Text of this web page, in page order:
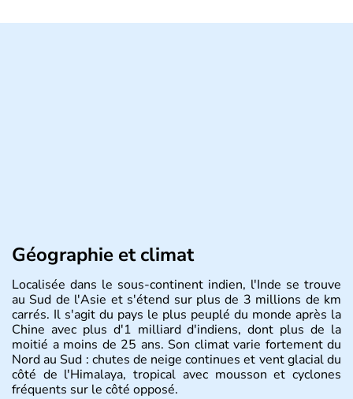
Géographie et climat
Localisée dans le sous-continent indien, l'Inde se trouve
au Sud de l'Asie et s'étend sur plus de 3 millions de km
carrés. Il s'agit du pays le plus peuplé du monde après la
Chine avec plus d'1 milliard d'indiens, dont plus de la
moitié a moins de 25 ans. Son climat varie fortement du
Nord au Sud : chutes de neige continues et vent glacial du
côté de l'Himalaya, tropical avec mousson et cyclones
fréquents sur le côté opposé.